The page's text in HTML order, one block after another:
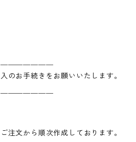
のお手続きをお願いいたします。
注文から順次作成しております。